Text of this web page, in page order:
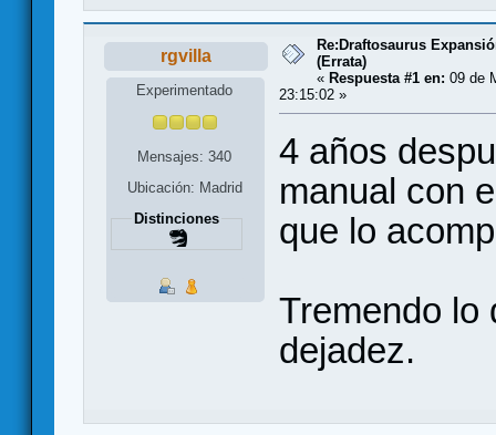
rgvilla
Experimentado
Mensajes: 340
Ubicación: Madrid
Distinciones
Re:Draftosaurus
(Errata)
« Respuesta #1 en: 09 de
23:15:02 »
4 años
manual con
que lo
Tremendo lo
dejadez.